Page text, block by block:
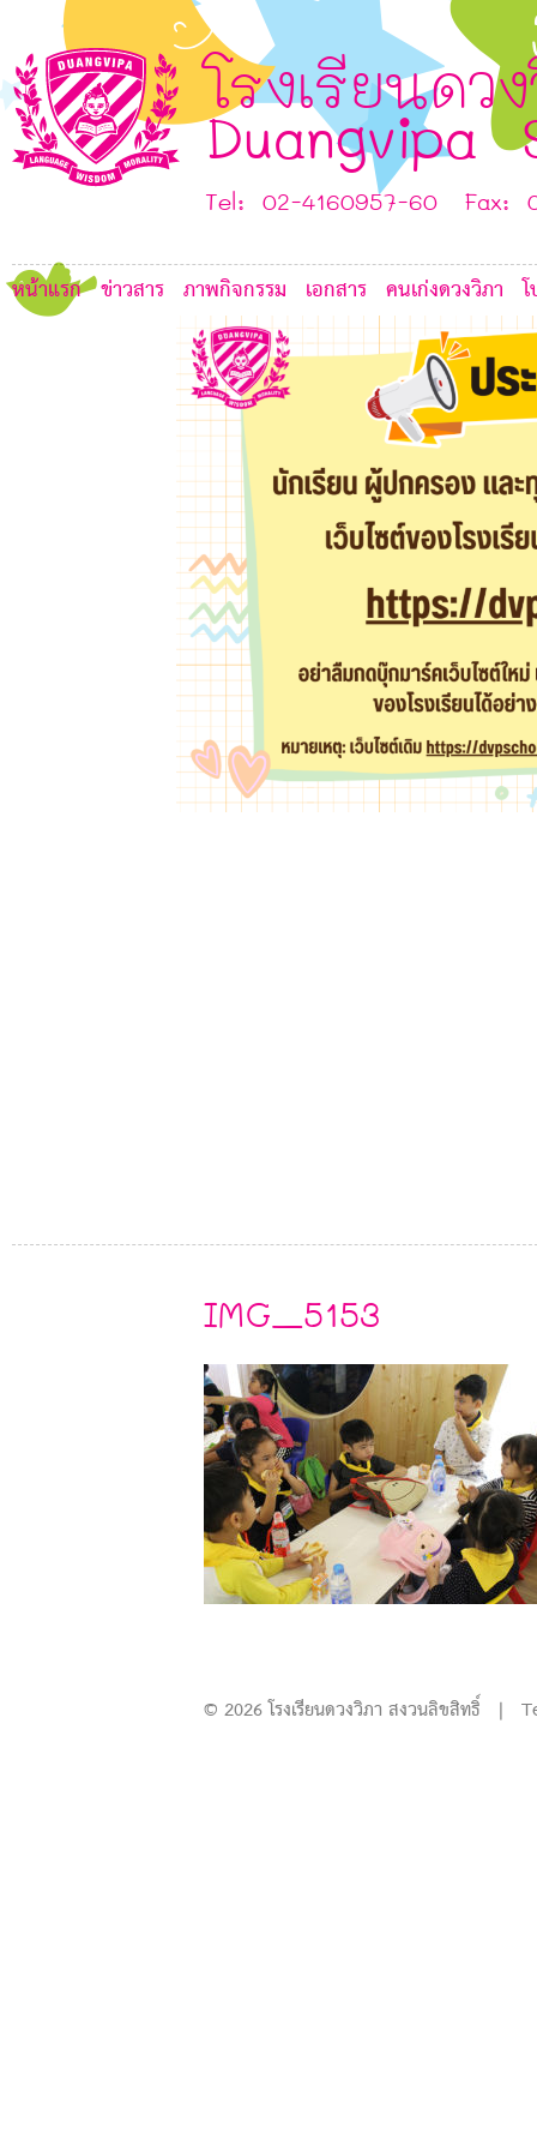
โรงเรียนดว
Duangvipa
Tel: 02-4160957-60 Fax:
หน้าแรก ข่าวสาร ภาพกิจกรรม เอกสาร คนเก่งดวงวิภา
IMG_5153
© 2026 โรงเรียนดวงวิภา สงวนลิขสิทธิ์ |
7 7
6
G